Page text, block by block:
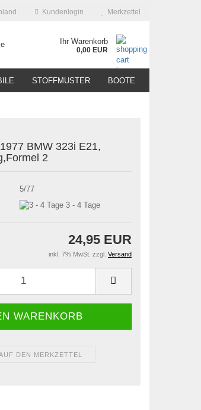
Kundenlogin Merkzettel
Ihr Warenkorb
0,00 EUR
STOFFMUSTER BOOTE
BMW 323i E21,
2
5/77
3 - 4 Tage
24,95 EUR
inkl. 7% MwSt. zzgl. Versand
DEN MERKZETTEL